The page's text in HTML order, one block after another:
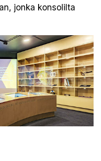
jonka konsolilta